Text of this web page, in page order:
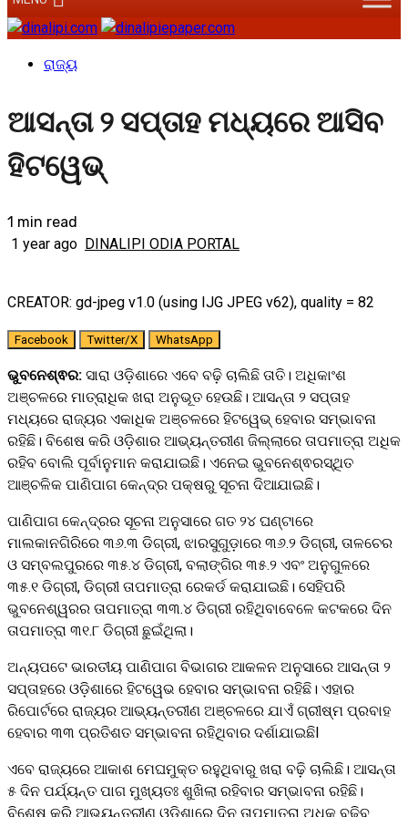
ରାଜ୍ୟ
ଆସନ୍ତା ୨ ସପ୍ତାହ ମଧ୍ୟରେ ଆସିବ
ହିଟୱେଭ୍
1 min read
1 year ago DINALIPI ODIA PORTAL
CREATOR: gd-jpeg v1.0 (using IJG JPEG v62), quality = 82
Facebook Twitter/X WhatsApp
ଭୁବନେଶ୍ଵର: ସାରା ଓଡ଼ିଶାରେ ଏବେ ବଢ଼ି ଚାଲିଛି ତାତି। ଅଧିକାଂଶ
ଅଞ୍ଚଳରେ ମାତ୍ରାଧିକ ଖରା ଅନୁଭୂତ ହେଉଛି। ଆସନ୍ତା ୨ ସପ୍ତାହ
ମଧ୍ୟରେ ରାଜ୍ୟର ଏକାଧିକ ଅଞ୍ଚଳରେ ହିଟୱେଭ୍ ହେବାର ସମ୍ଭାବନା
ରହିଛି। ବିଶେଷ କରି ଓଡ଼ିଶାର ଆଭ୍ୟନ୍ତରୀଣ ଜିଲ୍ଲାରେ ତାପମାତ୍ରା ଅଧିକ
ରହିବ ବୋଲି ପୂର୍ବାନୁମାନ କରାଯାଇଛି। ଏନେଇ ଭୁବନେଶ୍ଵରସ୍ଥିତ
ଆଞ୍ଚଳିକ ପାଣିପାଗ କେନ୍ଦ୍ର ପକ୍ଷରୁ ସୂଚନା ଦିଆଯାଇଛି।
ପାଣିପାଗ କେନ୍ଦ୍ରର ସୂଚନା ଅନୁସାରେ ଗତ ୨୪ ଘଣ୍ଟାରେ
ମାଲକାନଗିରିରେ ୩୬.୩ ଡିଗ୍ରୀ, ଝାରସୁଗୁଡ଼ାରେ ୩୬.୨ ଡିଗ୍ରୀ, ତାଳଚେର
ଓ ସମ୍ବଲପୁରରେ ୩୫.୪ ଡିଗ୍ରୀ, ବଲାଙ୍ଗିର ୩୫.୨ ଏବଂ ଅନୁଗୁଳରେ
୩୫.୧ ଡିଗ୍ରୀ, ଡିଗ୍ରୀ ତାପମାତ୍ରା ରେକର୍ଡ କରାଯାଇଛି। ସେହିପରି
ଭୁବନେଶ୍ୱରର ତାପମାତ୍ରା ୩୩.୪ ଡିଗ୍ରୀ ରହିଥିବାବେଳେ କଟକରେ ଦିନ
ତାପମାତ୍ରା ୩୧.୮ ଡିଗ୍ରୀ ଛୁଇଁଥିଲା।
ଅନ୍ୟପଟେ ଭାରତୀୟ ପାଣିପାଗ ବିଭାଗର ଆକଳନ ଅନୁସାରେ ଆସନ୍ତା ୨
ସପ୍ତାହରେ ଓଡ଼ିଶାରେ ହିଟୱେଭ ହେବାର ସମ୍ଭାବନା ରହିଛି। ଏହାର
ରିପୋର୍ଟରେ ରାଜ୍ୟର ଆଭ୍ୟନ୍ତରୀଣ ଅଞ୍ଚଳରେ ଯାଏଁ ଗ୍ରୀଷ୍ମ ପ୍ରବାହ
ହେବାର ୩୩ ପ୍ରତିଶତ ସମ୍ଭାବନା ରହିଥିବାର ଦର୍ଶାଯାଇଛିl
ଏବେ ରାଜ୍ୟରେ ଆକାଶ ମେଘମୁକ୍ତ ରହୁଥିବାରୁ ଖରା ବଢ଼ି ଚାଲିଛି। ଆସନ୍ତା
୫ ଦିନ ପର୍ଯ୍ୟନ୍ତ ପାଗ ମୁଖ୍ୟତଃ ଶୁଖିଲା ରହିବାର ସମ୍ଭାବନା ରହିଛି।
ବିଶେଷ କରି ଆଭ୍ୟନ୍ତରୀଣ ଓଡ଼ିଶାରେ ଦିନ ତାପମାତ୍ରା ଅଧିକ ବଢ଼ିବ